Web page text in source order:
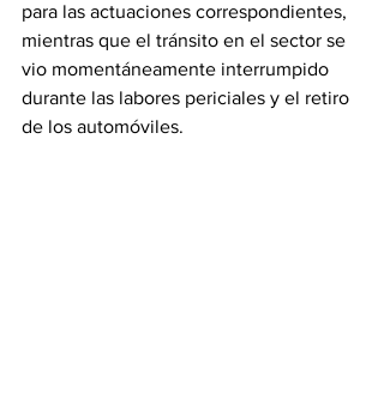
para las actuaciones correspondientes,
mientras que el tránsito en el sector se
vio momentáneamente interrumpido
durante las labores periciales y el retiro
de los automóviles.